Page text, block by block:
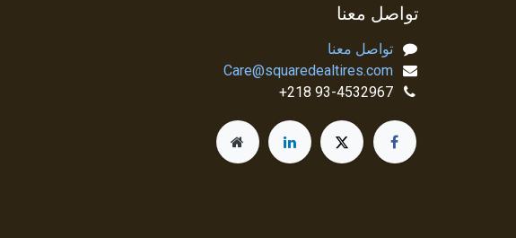
تواصل معنا
تواصل معنا
Care@squaredealtires.com
93-4532967 218+